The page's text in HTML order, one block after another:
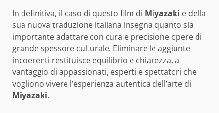
In definitiva, il caso di questo film di Miyazaki e della
sua nuova traduzione italiana insegna quanto sia
importante adattare con cura e precisione opere di
grande spessore culturale. Eliminare le aggiunte
incoerenti restituisce equilibrio e chiarezza, a
vantaggio di appassionati, esperti e spettatori che
vogliono vivere l’esperienza autentica dell’arte di
Miyazaki.